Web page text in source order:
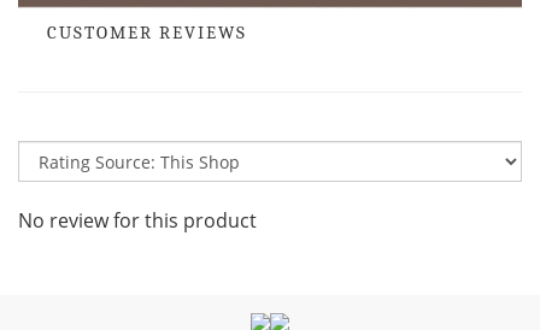
CUSTOMER REVIEWS
No review for this product